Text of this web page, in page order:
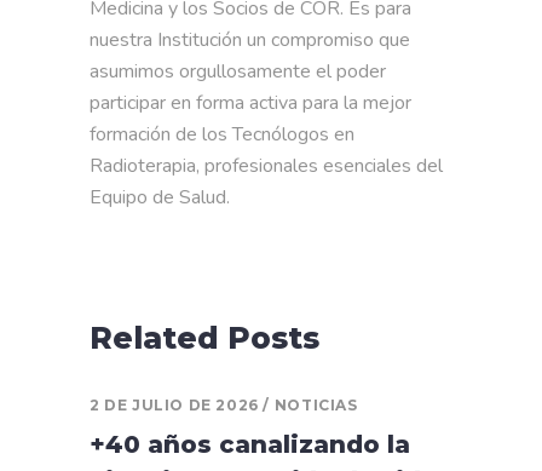
Medicina y los Socios de COR. Es para
nuestra Institución un compromiso que
asumimos orgullosamente el poder
participar en forma activa para la mejor
formación de los Tecnólogos en
Radioterapia, profesionales esenciales del
Equipo de Salud.
Related Posts
2 DE JULIO DE 2026 NOTICIAS
+40 años canalizando la